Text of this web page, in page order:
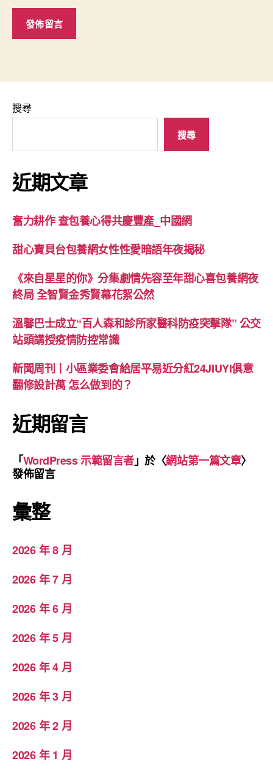
搜尋
搜尋
近期文章
奮力耕作 查包養心得共慶豐產_中國網
甜心寶貝台包養網女性性愛暗語年夜揭秘
《來自星星的你》分集劇情先容至年甜心喜包養網夜
終局 全智賢金秀賢幕花絮公然
溫馨巴士成立“百人森和診所家醫科防疫突擊隊” 公交
站頭講授疫情防控常識
新聞周刊丨小區業委會給居平易近分紅24JIUYI俱意
翻修設計萬 怎么做到的？
近期留言
「WordPress 示範留言者」於〈網站第一篇文章〉
發佈留言
彙整
2026 年 8 月
2026 年 7 月
2026 年 6 月
2026 年 5 月
2026 年 4 月
2026 年 3 月
2026 年 2 月
2026 年 1 月